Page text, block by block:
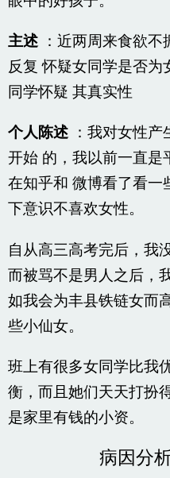
主述：近两周来食欲不
反复 怀疑女同学是否
同学怀疑 其真实性
个人陈述：我对女性产
开始 的，我以前一直
在知乎和 微博看了看
下意识不喜欢女性。
自从高三高考完后，我
而被骂不是男人之后，
如我会为丰县铁链女而
些小仙女。
班上有很多女同学比我
衡，而且她们天天打扮
是家里有钱的小资。
病因分